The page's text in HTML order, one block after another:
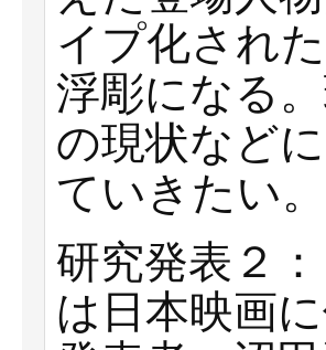
イプ化され
浮彫になる
の現状など
ていきたい。
研究発表２
は日本映画